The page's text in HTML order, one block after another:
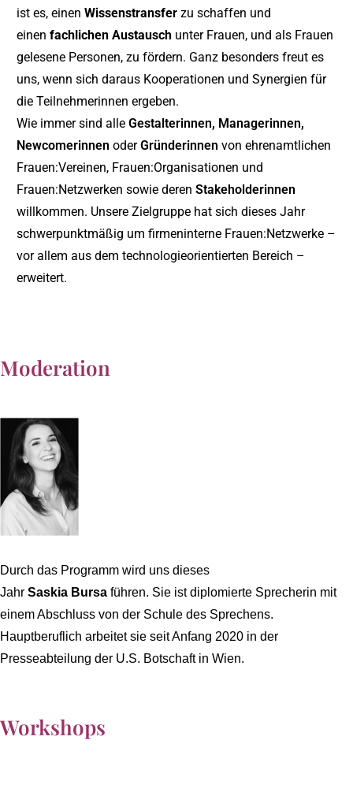
ist es, einen Wissenstransfer zu schaffen und
einen fachlichen Austausch unter Frauen, und als Frauen
gelesene Personen, zu fördern. Ganz besonders freut es
uns, wenn sich daraus Kooperationen und Synergien für
die Teilnehmerinnen ergeben.
Wie immer sind alle Gestalterinnen, Managerinnen,
Newcomerinnen oderGründerinnen von ehrenamtlichen
Frauen:Vereinen, Frauen:Organisationen und
Frauen:Netzwerken sowie deren Stakeholderinnen
willkommen. Unsere Zielgruppe hat sich dieses Jahr
schwerpunktmäßig um firmeninterne Frauen:Netzwerke –
vor allem aus dem technologieorientierten Bereich –
erweitert.
Moderation
Durch das Programm wird uns dieses
Jahr Saskia Bursa führen. Sie ist diplomierte Sprecherin mit
einem Abschluss von der Schule des Sprechens.
Hauptberuflich arbeitet sie seit Anfang 2020 in der
Presseabteilung der U.S. Botschaft in Wien.
Workshops